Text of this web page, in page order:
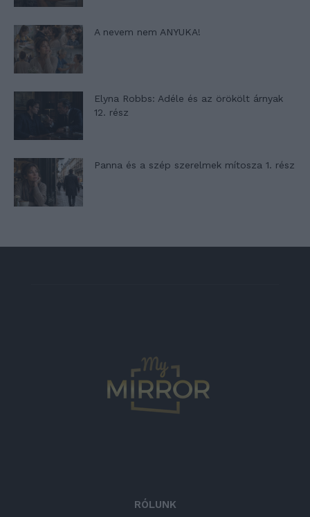
A nevem nem ANYUKA!
Elyna Robbs: Adéle és az örökölt árnyak
12. rész
Panna és a szép szerelmek mítosza 1. rész
RÓLUNK